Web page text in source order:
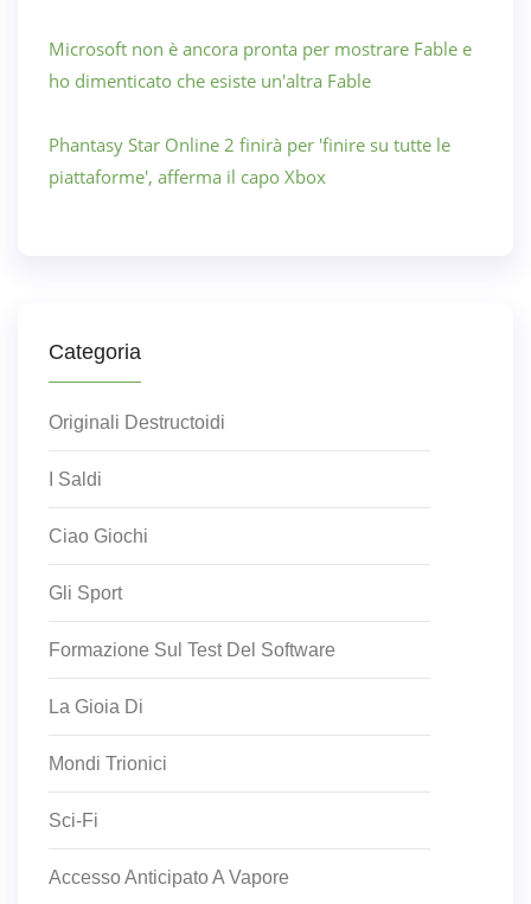
Microsoft non è ancora pronta per mostrare Fable e
ho dimenticato che esiste un'altra Fable
Phantasy Star Online 2 finirà per 'finire su tutte le
piattaforme', afferma il capo Xbox
Categoria
Originali Destructoidi
I Saldi
Ciao Giochi
Gli Sport
Formazione Sul Test Del Software
La Gioia Di
Mondi Trionici
Sci-Fi
Accesso Anticipato A Vapore